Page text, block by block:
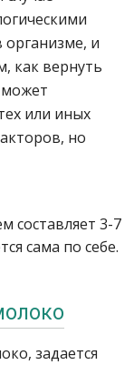
и
как вернуть
или иных
но
составляет 3-7
сама по себе.
задается